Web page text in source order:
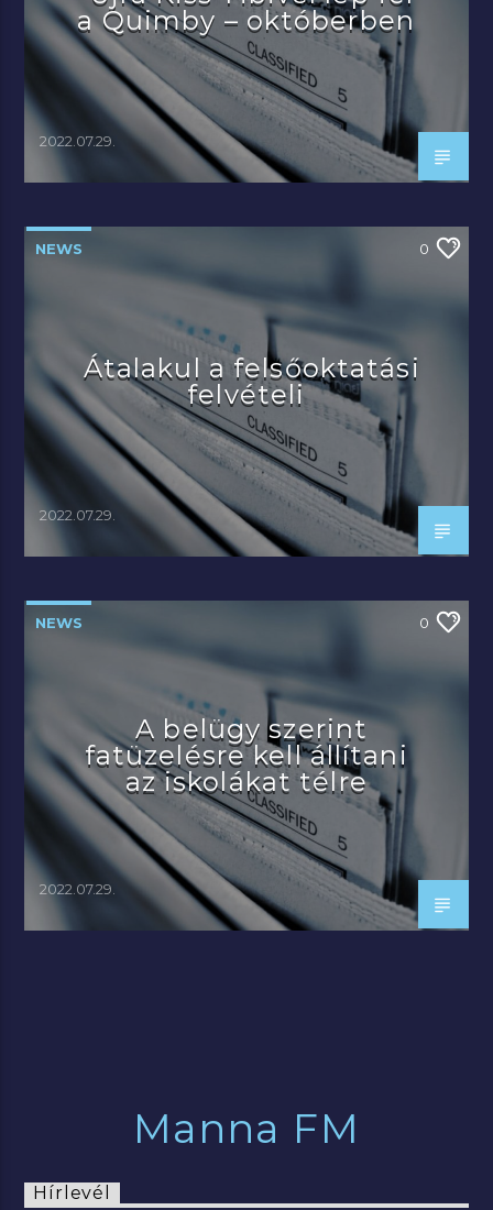
a Quimby – októberben
2022.07.29.
NEWS 0
Átalakul a felsőoktatási
felvételi
2022.07.29.
NEWS 0
A belügy szerint
fatüzelésre kell állítani
az iskolákat télre
2022.07.29.
Manna FM
Hírlevél